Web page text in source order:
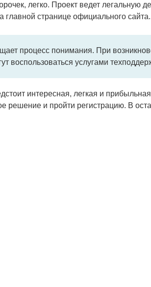
легко. Проект ведет легальную
странице официального сайта.
процесс понимания. При
воспользоваться услугами
интересная, легкая и
решение и пройти регистрацию. В